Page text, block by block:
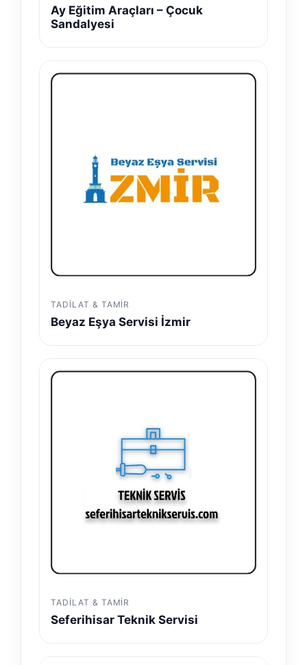
Ay Eğitim Araçları – Çocuk
Sandalyesi
TADILAT & TAMIR
Beyaz Eşya Servisi İzmir
TADILAT & TAMIR
Seferihisar Teknik Servisi